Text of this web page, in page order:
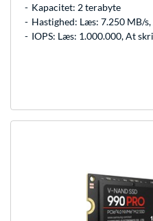
Kapacitet: 2 terabyte
Hastighed: Læs: 7.250 MB/
IOPS: Læs: 1.000.000, At